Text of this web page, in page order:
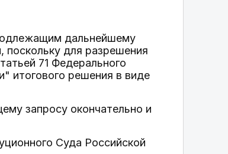
дальнейшему
поскольку для разрешения
71 Федерального
итогового решения в виде
запросу окончательно и
Суда Российской